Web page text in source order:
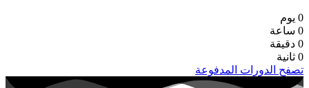
0 يوم
0 ساعة
0 دقيقة
0 ثانية
تصفح الدورات المدفوعة